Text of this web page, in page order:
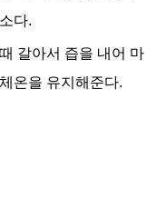
다.
갈아서 즙을 내어 마
온을 유지해준다.